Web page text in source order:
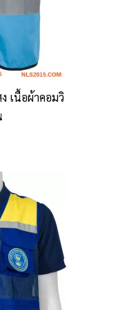
เนื้อผ้าคอมวิ